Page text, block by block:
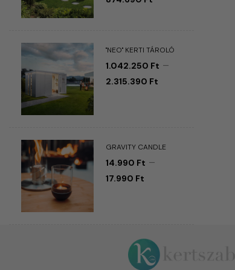
"NEO" KERTI TÁROLÓ
1.042.250 Ft –
2.315.390 Ft
GRAVITY CANDLE
14.990 Ft –
17.990 Ft